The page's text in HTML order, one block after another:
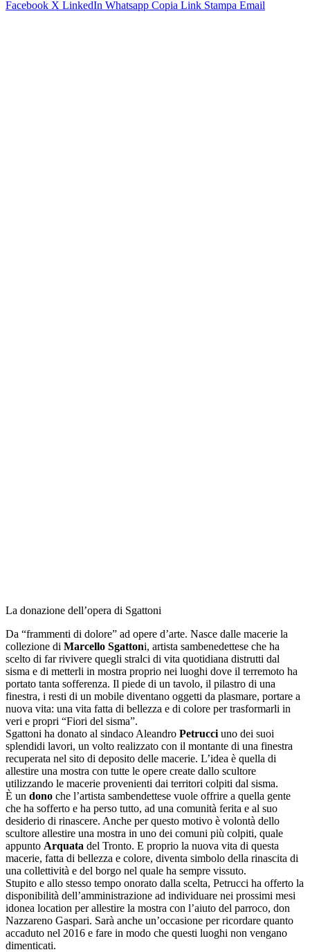
Facebook X LinkedIn Whatsapp Copia Link Stampa Email
La donazione dell’opera di Sgattoni
Da “frammenti di dolore” ad opere d’arte. Nasce dalle macerie la
collezione di Marcello Sgattoni, artista sambenedettese che ha
scelto di far rivivere quegli stralci di vita quotidiana distrutti dal
sisma e di metterli in mostra proprio nei luoghi dove il terremoto ha
portato tanta sofferenza. Il piede di un tavolo, il pilastro di una
finestra, i resti di un mobile diventano oggetti da plasmare, portare a
nuova vita: una vita fatta di bellezza e di colore per trasformarli in
veri e propri “Fiori del sisma”.
Sgattoni ha donato al sindaco Aleandro Petrucci uno dei suoi
splendidi lavori, un volto realizzato con il montante di una finestra
recuperata nel sito di deposito delle macerie. L’idea è quella di
allestire una mostra con tutte le opere create dallo scultore
utilizzando le macerie provenienti dai territori colpiti dal sisma.
È un dono che l’artista sambendettese vuole offrire a quella gente
che ha sofferto e ha perso tutto, ad una comunità ferita e al suo
desiderio di rinascere. Anche per questo motivo è volontà dello
scultore allestire una mostra in uno dei comuni più colpiti, quale
appunto Arquata del Tronto. E proprio la nuova vita di questa
macerie, fatta di bellezza e colore, diventa simbolo della rinascita di
una collettività e del borgo nel quale ha sempre vissuto.
Stupito e allo stesso tempo onorato dalla scelta, Petrucci ha offerto la
disponibilità dell’amministrazione ad individuare nei prossimi mesi
idonea location per allestire la mostra con l’aiuto del parroco, don
Nazzareno Gaspari. Sarà anche un’occasione per ricordare quanto
accaduto nel 2016 e fare in modo che questi luoghi non vengano
dimenticati.